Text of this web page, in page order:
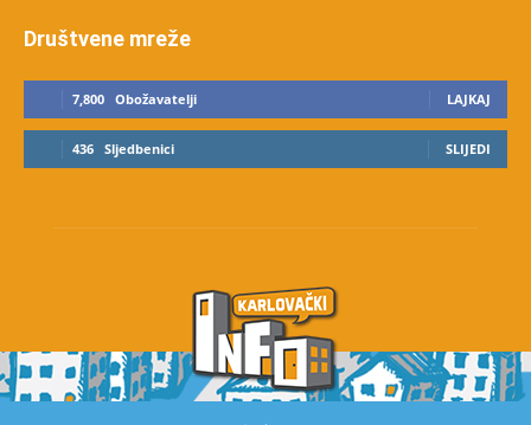
Društvene mreže
7,800 Obožavatelji LAJKAJ
436 Sljedbenici SLIJEDI